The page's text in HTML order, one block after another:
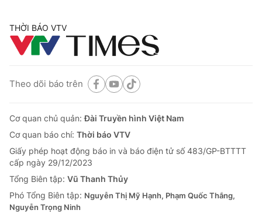
THỜI BÁO VTV
Theo dõi báo trên
Cơ quan chủ quản:Đài Truyền hình Việt Nam
Cơ quan báo chí: Thời báo VTV
Giấy phép hoạt động báo in và báo điện tử số 483/GP-BTTTT
cấp ngày 29/12/2023
Tổng Biên tập: Vũ Thanh Thủy
Phó Tổng Biên tập: Nguyễn Thị Mỹ Hạnh, Phạm Quốc Thắng,
Nguyễn Trọng Ninh